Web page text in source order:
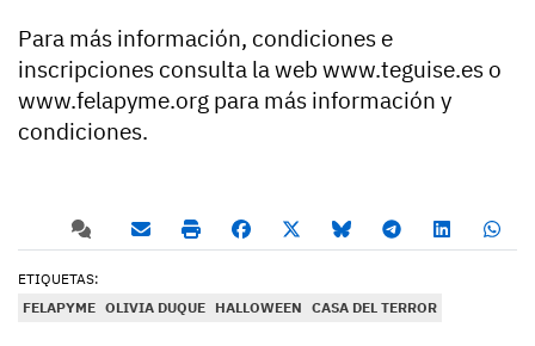
Para más información, condiciones e
inscripciones consulta la web www.teguise.es o
www.felapyme.org para más información y
condiciones.
ETIQUETAS:
FELAPYME OLIVIA DUQUE HALLOWEEN CASA DEL TERROR